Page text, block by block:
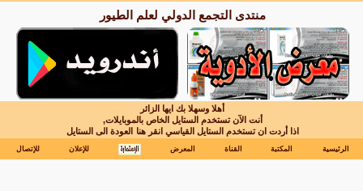
منتدى التجمع الدولي لعلم الطيور
أهلا وسهلا بك ايها الزائر
أنت الآن تستخدم الستايل الخاص بالموبايلات,
اذا أردت ان تستخدم الستايل القياسي انقر هنا العودة الى الستايل
الرئيسية المكتبة القناة المعرض للإعلان للإتصال